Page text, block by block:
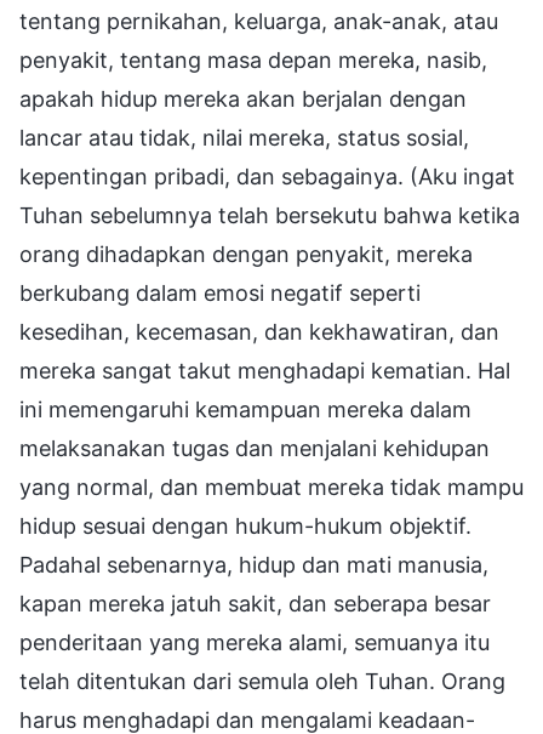
tentang pernikahan, keluarga, anak-anak, atau
penyakit, tentang masa depan mereka, nasib,
apakah hidup mereka akan berjalan dengan
lancar atau tidak, nilai mereka, status sosial,
kepentingan pribadi, dan sebagainya. (Aku ingat
Tuhan sebelumnya telah bersekutu bahwa ketika
orang dihadapkan dengan penyakit, mereka
berkubang dalam emosi negatif seperti
kesedihan, kecemasan, dan kekhawatiran, dan
mereka sangat takut menghadapi kematian. Hal
ini memengaruhi kemampuan mereka dalam
melaksanakan tugas dan menjalani kehidupan
yang normal, dan membuat mereka tidak mampu
hidup sesuai dengan hukum-hukum objektif.
Padahal sebenarnya, hidup dan mati manusia,
kapan mereka jatuh sakit, dan seberapa besar
penderitaan yang mereka alami, semuanya itu
telah ditentukan dari semula oleh Tuhan. Orang
harus menghadapi dan mengalami keadaan-